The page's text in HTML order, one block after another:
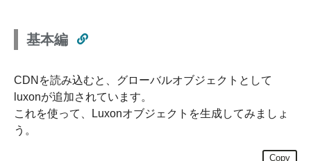
基本編
CDNを読み込むと、グローバルオブジェクトとして
luxonが追加されています。
これを使って、Luxonオブジェクトを生成してみましょ
う。
Copy